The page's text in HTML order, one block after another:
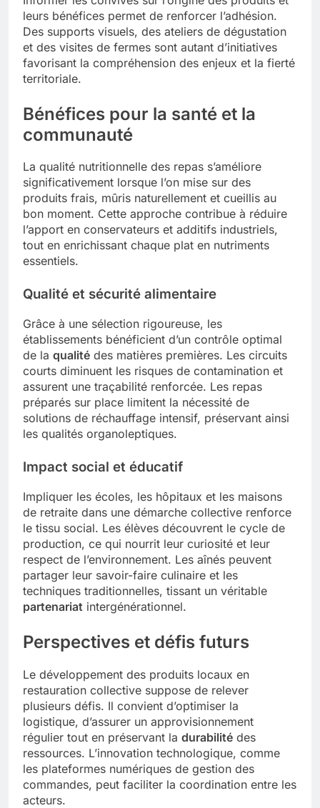
leurs bénéfices permet de renforcer l’adhésion.
Des supports visuels, des ateliers de dégustation
et des visites de fermes sont autant d’initiatives
favorisant la compréhension des enjeux et la fierté
territoriale.
Bénéfices pour la santé et la
communauté
La qualité nutritionnelle des repas s’améliore
significativement lorsque l’on mise sur des
produits frais, mûris naturellement et cueillis au
bon moment. Cette approche contribue à réduire
l’apport en conservateurs et additifs industriels,
tout en enrichissant chaque plat en nutriments
essentiels.
Qualité et sécurité alimentaire
Grâce à une sélection rigoureuse, les
établissements bénéficient d’un contrôle optimal
de la qualité des matières premières. Les circuits
courts diminuent les risques de contamination et
assurent une traçabilité renforcée. Les repas
préparés sur place limitent la nécessité de
solutions de réchauffage intensif, préservant ainsi
les qualités organoleptiques.
Impact social et éducatif
Impliquer les écoles, les hôpitaux et les maisons
de retraite dans une démarche collective renforce
le tissu social. Les élèves découvrent le cycle de
production, ce qui nourrit leur curiosité et leur
respect de l’environnement. Les aînés peuvent
partager leur savoir-faire culinaire et les
techniques traditionnelles, tissant un véritable
partenariat intergénérationnel.
Perspectives et défis futurs
Le développement des produits locaux en
restauration collective suppose de relever
plusieurs défis. Il convient d’optimiser la
logistique, d’assurer un approvisionnement
régulier tout en préservant la durabilité des
ressources. L’innovation technologique, comme
les plateformes numériques de gestion des
commandes, peut faciliter la coordination entre les
acteurs.